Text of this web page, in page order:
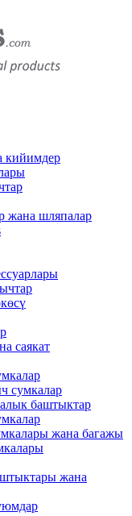
кийимдер
​​жана шляпалар
саякат
сумкалар
баштыктар
жана багажы
жана